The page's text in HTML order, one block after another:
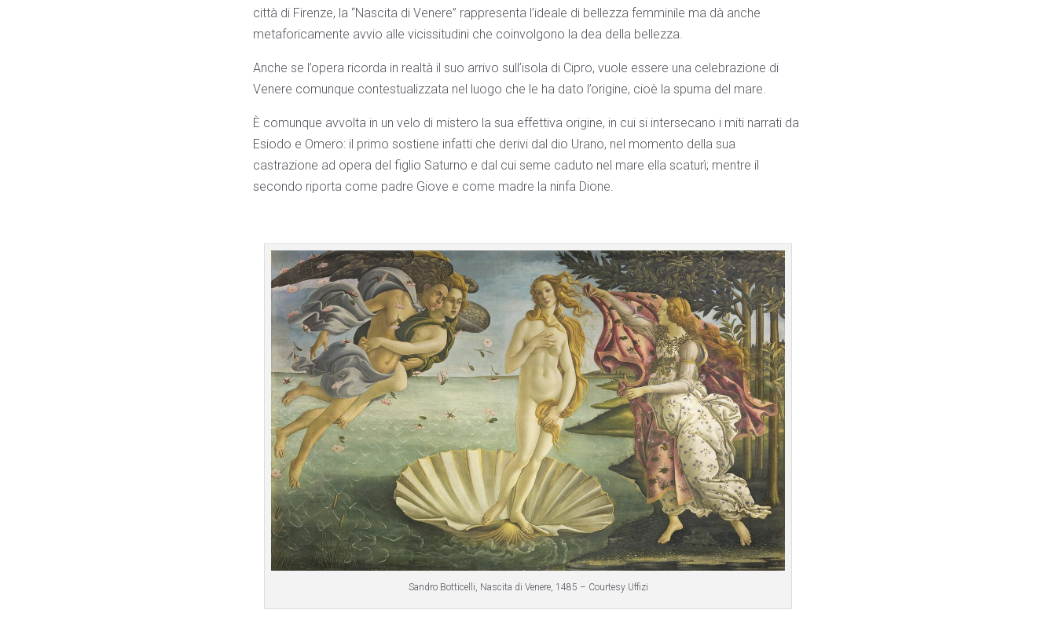
città di Firenze, la “Nascita di Venere” rappresenta l’ideale di bellezza femminile ma dà anche
metaforicamente avvio alle vicissitudini che coinvolgono la dea della bellezza.
Anche se l’opera ricorda in realtà il suo arrivo sull’isola di Cipro, vuole essere una celebrazione di
Venere comunque contestualizzata nel luogo che le ha dato l’origine, cioè la spuma del mare.
È comunque avvolta in un velo di mistero la sua effettiva origine, in cui si intersecano i miti narrati da
Esiodo e Omero: il primo sostiene infatti che derivi dal dio Urano, nel momento della sua
castrazione ad opera del figlio Saturno e dal cui seme caduto nel mare ella scaturì; mentre il
secondo riporta come padre Giove e come madre la ninfa Dione.
Sandro Botticelli, Nascita di Venere, 1485 – Courtesy Uffizi